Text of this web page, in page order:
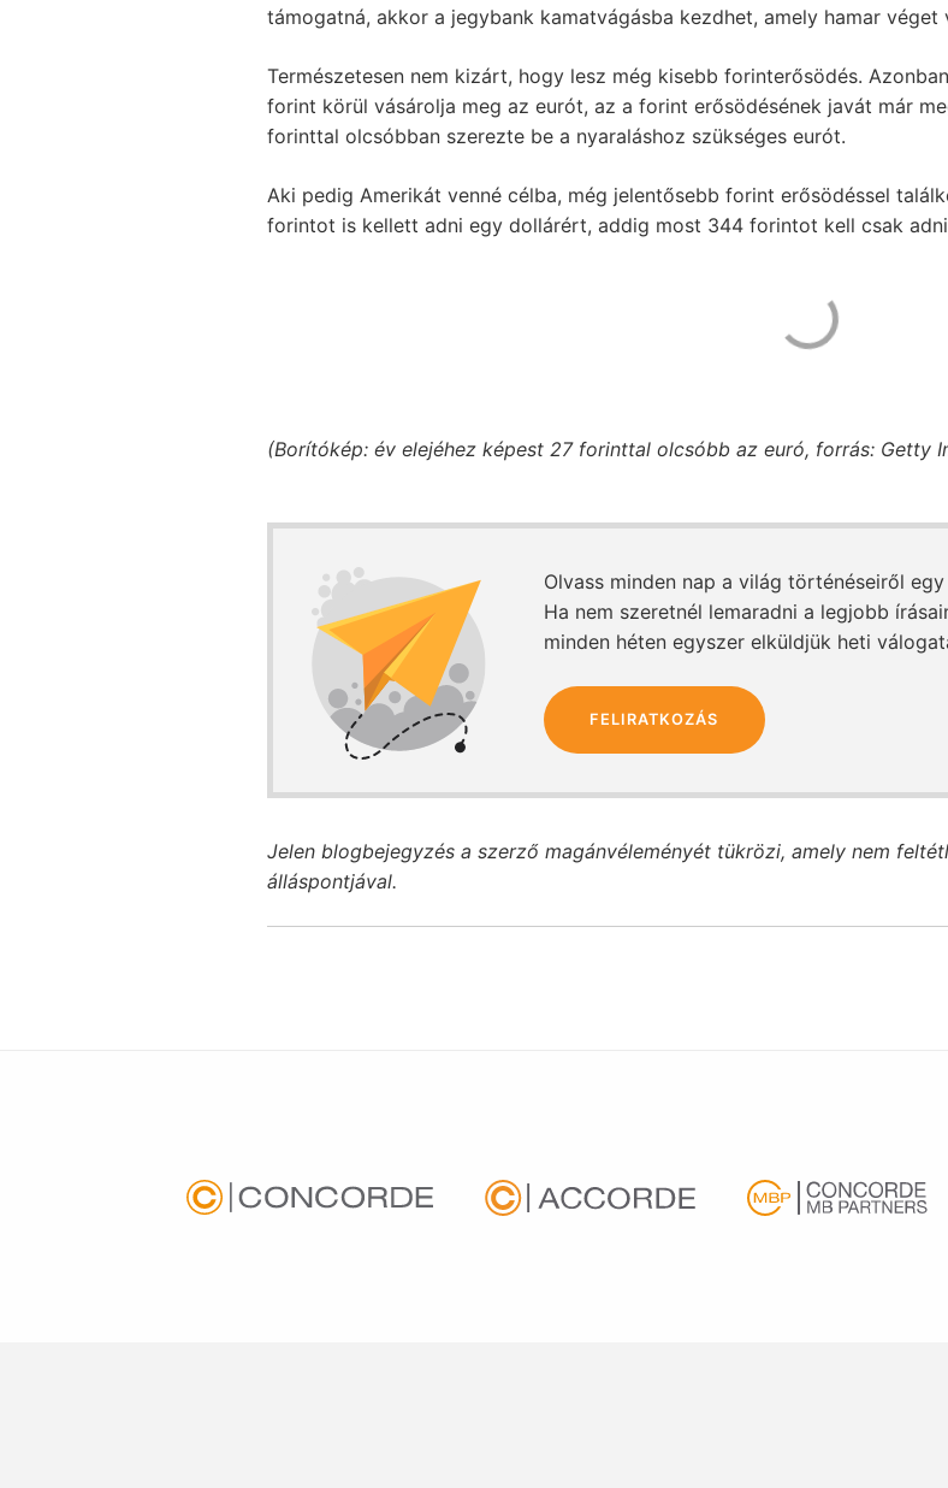
támogatná, akkor a jegybank kamatvágásba kezdhet, amely hamar
Természetesen nem kizárt, hogy lesz még kisebb forinterősödés.
forint körül vásárolja meg az eurót, az a forint erősödésének javát már
forinttal olcsóbban szerezte be a nyaraláshoz szükséges eurót.
Aki pedig Amerikát venné célba, még jelentősebb forint erősödéssel
forintot is kellett adni egy dollárért, addig most 344 forintot kell csak
(Borítókép: év elejéhez képest 27 forinttal olcsóbb az euró, forrás: Getty
Olvass minden nap a világ történéseiről
Ha nem szeretnél lemaradni a legjobb
minden héten egyszer elküldjük heti
FELIRATKOZÁS
Jelen blogbejegyzés a szerző magánvéleményét tükrözi, amely nem
álláspontjával.